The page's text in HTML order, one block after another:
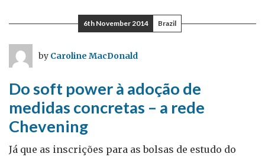
corrupção
6th November 2014 Brazil
by Caroline MacDonald
Do soft power à adoção de
medidas concretas – a rede
Chevening
Já que as inscrições para as bolsas de estudo do